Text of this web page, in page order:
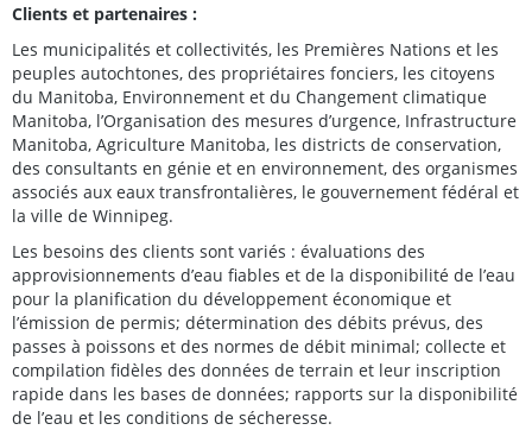
Clients et partenaires :
Les municipalités et collectivités, les Premières Nations et les
peuples autochtones, des propriétaires fonciers, les citoyens
du Manitoba, Environnement et du Changement climatique
Manitoba, l’Organisation des mesures d’urgence, Infrastructure
Manitoba, Agriculture Manitoba, les districts de conservation,
des consultants en génie et en environnement, des organismes
associés aux eaux transfrontalières, le gouvernement fédéral et
la ville de Winnipeg.
Les besoins des clients sont variés : évaluations des
approvisionnements d’eau fiables et de la disponibilité de l’eau
pour la planification du développement économique et
l’émission de permis; détermination des débits prévus, des
passes à poissons et des normes de débit minimal; collecte et
compilation fidèles des données de terrain et leur inscription
rapide dans les bases de données; rapports sur la disponibilité
de l’eau et les conditions de sécheresse.